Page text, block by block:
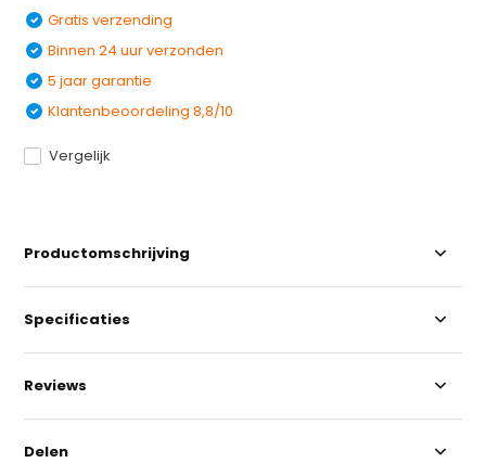
Gratis verzending
Binnen 24 uur verzonden
5 jaar garantie
Klantenbeoordeling 8,8/10
Vergelijk
Productomschrijving
Specificaties
Reviews
Delen